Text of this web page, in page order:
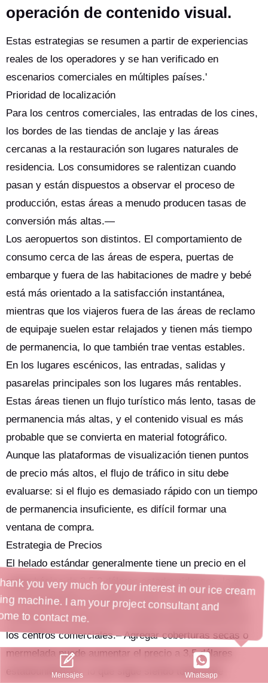
operación de contenido visual.
Estas estrategias se resumen a partir de experiencias
reales de los operadores y se han verificado en
escenarios comerciales en múltiples países.'
Prioridad de localización
Para los centros comerciales, las entradas de los cines,
los bordes de las tiendas de anclaje y las áreas
cercanas a la restauración son lugares naturales de
residencia. Los consumidores se ralentizan cuando
pasan y están dispuestos a observar el proceso de
producción, estas áreas a menudo producen tasas de
conversión más altas.—
Los aeropuertos son distintos. El comportamiento de
consumo cerca de las áreas de espera, puertas de
embarque y fuera de las habitaciones de madre y bebé
está más orientado a la satisfacción instantánea,
mientras que los viajeros fuera de las áreas de reclamo
de equipaje suelen estar relajados y tienen más tiempo
de permanencia, lo que también trae ventas estables.
En los lugares escénicos, las entradas, salidas y
pasarelas principales son los lugares más rentables.
Estas áreas tienen un flujo turístico más lento, tasas de
permanencia más altas, y el contenido visual es más
probable que se convierta en material fotográfico.
Aunque las plataformas de visualización tienen puntos
de precio más altos, el flujo de tráfico in situ debe
evaluarse: si el flujo es demasiado rápido con un tiempo
de permanencia insuficiente, es difícil formar una
ventana de compra.
Estrategia de Precios
El helado estándar generalmente tiene un precio en el
rango básico de 2,5 3 dólares estadounidenses, lo que
no solo garantiza el beneficio bruto, sino que también
coincide con el precio de la mayoría de los postres de
los centros comerciales.– Agregar coberturas secas o
mermelada puede aumentar el precio a 3,5 dólares
estadounidenses, lo que sigue siendo totalmente
Hi, Thank you very much for your interest in our ice cream
vending machine. I am your project consultant and
Mensajes Whatsapp